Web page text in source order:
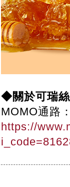
◆關於可瑞絲
MOMO通路
https://